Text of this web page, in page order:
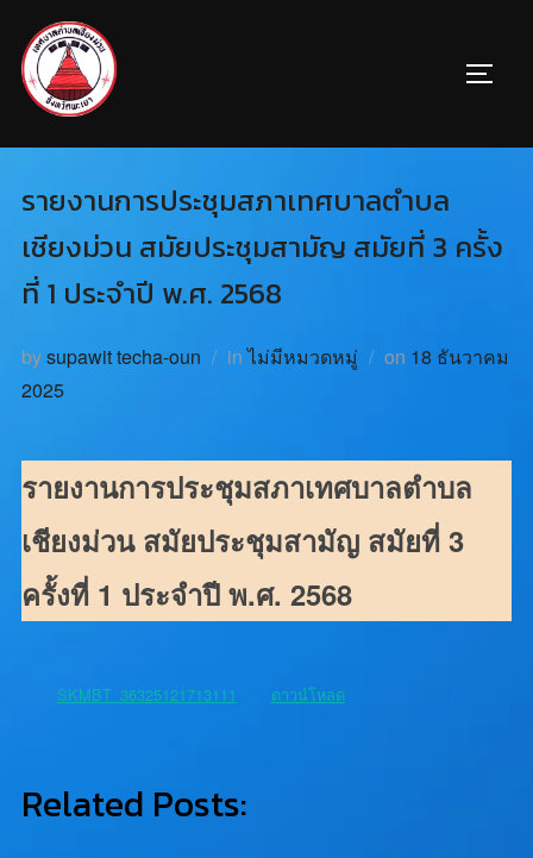
รายงานการประชุมสภาเทศบาลตำบล
เชียงม่วน สมัยประชุมสามัญ สมัยที่ 3 ครั้ง
ที่ 1 ประจำปี พ.ศ. 2568
bysupawit techa-oun inไม่มีหมวดหมู่ on 18 ธันวาคม
2025
รายงานการประชุมสภาเทศบาลตำบล
เชียงม่วน สมัยประชุมสามัญ สมัยที่ 3
ครั้งที่ 1 ประจำปี พ.ศ. 2568
SKMBT_36325121713111 ดาวน์โหลด
Related Posts: